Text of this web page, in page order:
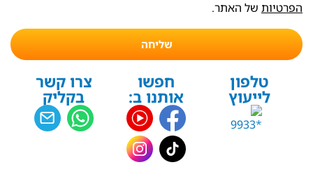
הפרטיות של האתר.
שליחה
טלפון
לייעוץ
חפשו
אותנו ב:
צרו קשר
בקליק